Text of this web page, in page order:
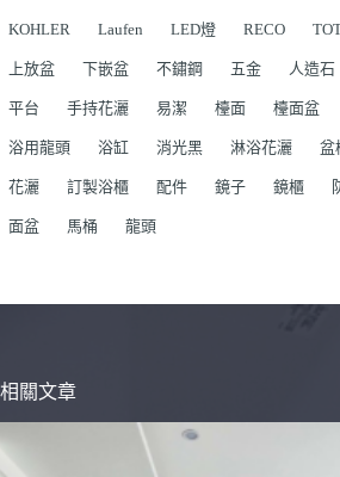
KOHLER Laufen LED燈 RECO
上放盆 下嵌盆 不鏽鋼 五金 人造石
平台 手持花灑 易潔 檯面 檯面盆
浴用龍頭 浴缸 消光黑 淋浴花灑 盆
花灑 訂製浴櫃 配件 鏡子 鏡櫃
面盆 馬桶 龍頭
相關文章